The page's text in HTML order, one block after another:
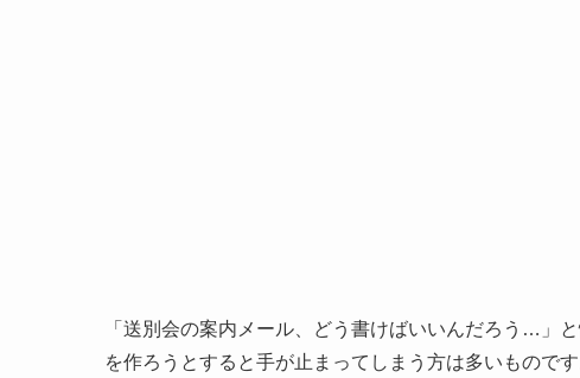
「送別会の案内メール、どう書けばいいんだろう…」
を作ろうとすると手が止まってしまう方は多いものです